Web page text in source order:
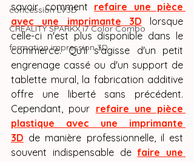
concession LV3D
CREALITY SPARKX i7 Color Combo
formation impression 3D
savoir comment refaire une pièce
avec une imprimante 3D lorsque
celle-ci n'est plus disponible dans le
commerce. Qu'il s'agisse d'un petit
engrenage cassé ou d'un support de
tablette mural, la fabrication additive
offre une liberté sans précédent.
Cependant, pour refaire une pièce
plastique avec une imprimante
3D de manière professionnelle, il est
souvent indispensable de faire une